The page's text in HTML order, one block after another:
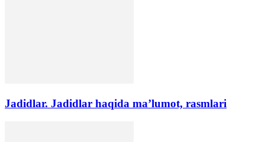
Jadidlar. Jadidlar haqida ma’lumot, rasmlari